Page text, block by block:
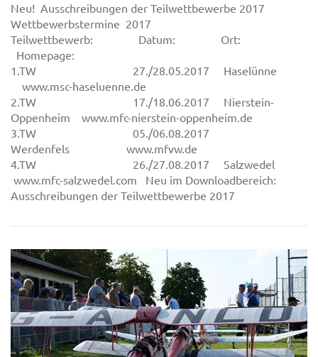
Neu! Ausschreibungen der Teilwettbewerbe 2017
Wettbewerbstermine 2017
Teilwettbewerb: Datum:
Homepage:
1.TW 27./28.05.2017
www.msc-haseluenne.de
2.TW 17./18.06.2017 Nierstein-
Oppenheim www.mfc-nierstein-oppenheim.de
3.TW 05./06.08.2017
Werdenfels www.mfvw.de
4.TW 26./27.08.2017
www.mfc-salzwedel.com Neu im Downloadbereich:
Ausschreibungen der Teilwettbewerbe 2017